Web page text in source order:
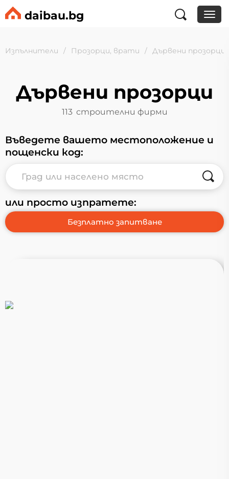
daibau.bg
Изпълнители Прозорци, врати Дървени прозорци
Дървени прозорци
113 строителни фирми
Въведете вашето местоположение и
пощенски код:
или просто изпратете: